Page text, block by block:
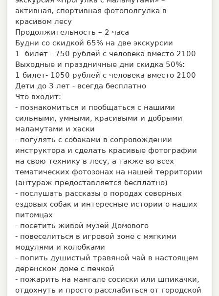
активная, спортивная фотополгулка в
красивом лесу
Продолжительность – 2 часа
Будни со скидкой 65% на две экскурсии
1 билет - 750 рублей с человека вместо 2100
Выходные и праздничные дни скидка 50%:
1 билет- 1050 рублей с человека вместо 2100
Дети до 3 лет - всегда бесплатно
Что входит:
- познакомиться и пообщаться с нашими
сильными, умными, красивыми и добрыми
маламутами и хаски
- погулять с собаками в сопровождении
инструктора и сделать красивые фотографии
на свою технику в лесу, а также во всех
тематических фотозонах на нашей территории
(антураж предоставляется бесплатно)
- послушать рассказы о породах северных
ездовых собак и интересные истории о наших
питомцах
- посетить живой музей Домового
- повеселиться в игровой зоне с мягкими
модулями и колобками
- попить душистый травяной чай в настоящем
деренском доме с печкой
- пожарить на мангале сосиски или шпикачки,
отдохнуть и просто расслабиться от городской